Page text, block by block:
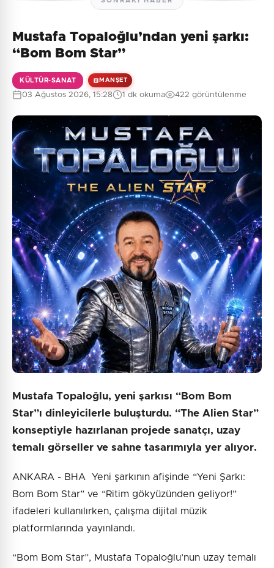
Güvenlik Sorusu:
3 + 8 = ?
Gönder
Henüz yorum yapılmamış. İlk yorumu siz yapın!
Mustafa Topaloğlu’ndan yeni şarkı:
“Bom Bom Star”
KÜLTÜR-SANAT MANŞET
03 Ağustos 2026, 15:28 1 dk okuma 422 görüntülenme
Mustafa Topaloğlu, yeni şarkısı “Bom Bom
Star”ı dinleyicilerle buluşturdu. “The Alien Star”
konseptiyle hazırlanan projede sanatçı, uzay
temalı görseller ve sahne tasarımıyla yer alıyor.
ANKARA - BHA Yeni şarkının afişinde “Yeni Şarkı:
Bom Bom Star” ve “Ritim gökyüzünden geliyor!”
ifadeleri kullanılırken, çalışma dijital müzik
platformlarında yayınlandı.
“Bom Bom Star”, Mustafa Topaloğlu’nun uzay temalı